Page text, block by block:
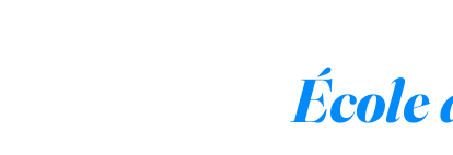
École